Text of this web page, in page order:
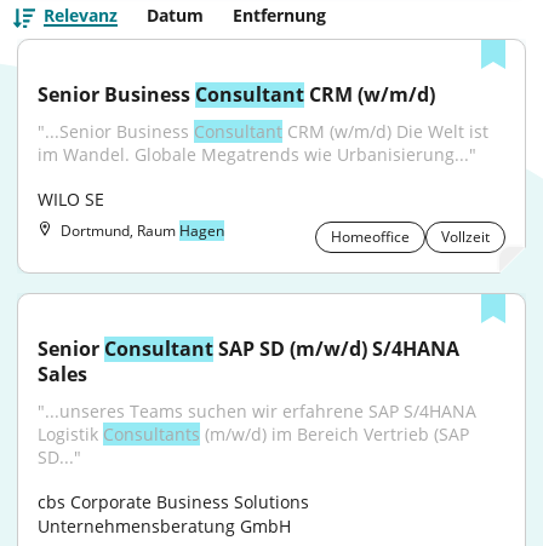
Relevanz Datum Entfernung
Senior Business Consultant CRM (w/m/d)
"...Senior Business Consultant CRM (w/m/d) Die Welt ist
im Wandel. Globale Megatrends wie Urbanisierung..."
WILO SE
Dortmund, Raum Hagen Homeoffice Vollzeit
Senior Consultant SAP SD (m/w/d) S/4HANA
Sales
"...unseres Teams suchen wir erfahrene SAP S/4HANA
Logistik Consultants (m/w/d) im Bereich Vertrieb (SAP
SD..."
cbs Corporate Business Solutions
Unternehmensberatung GmbH